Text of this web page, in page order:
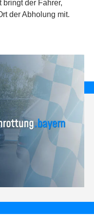
der Fahrer,
der Abholung mit.